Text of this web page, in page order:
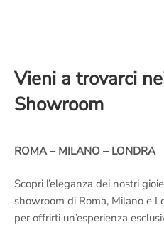
Vieni a trovarci
Showroom
ROMA – MILANO – LONDRA
Scopri l’eleganza dei nostri
showroom di Roma, Milano e
per offrirti un’esperienza